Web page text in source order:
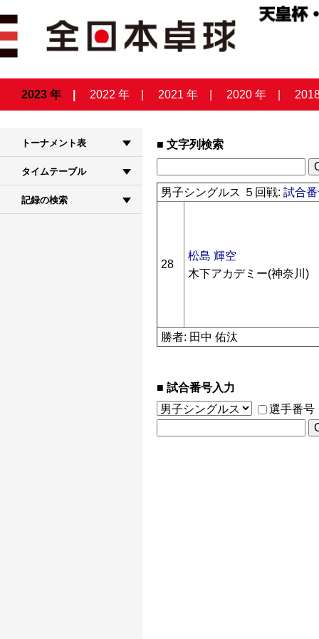
2023 年 2022 年 2021 年 2020 年
トーナメント表
タイムテーブル
記録の検索
文字列検索
男子シングルス ５回戦:試合
28
松島 輝空
木下アカデミー(神奈川)
勝者: 田中 佑汰
試合番号入力
選手番号